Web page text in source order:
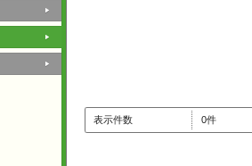
表示件数 0件